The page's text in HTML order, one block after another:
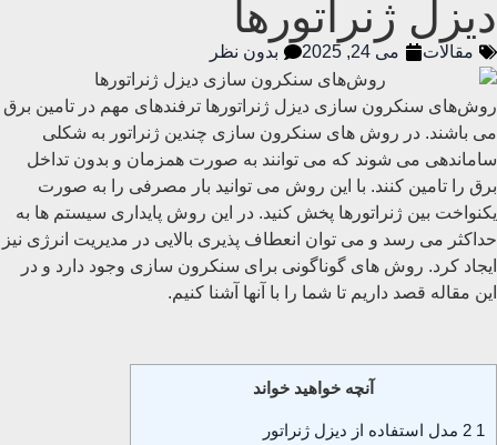
دیزل ژنراتورها
مقالات می 24, 2025 بدون نظر
روش‌های سنکرون‌ سازی دیزل ژنراتورها ترفندهای مهم در تامین برق
می باشند. در روش های سنکرون سازی چندین ژنراتور به شکلی
ساماندهی می شوند که می توانند به صورت همزمان و بدون تداخل
برق را تامین کنند. با این روش می توانید بار مصرفی را به صورت
یکنواخت بین ژنراتورها پخش کنید. در این روش پایداری سیستم ها به
حداکثر می رسد و می توان انعطاف پذیری بالایی در مدیریت انرژی نیز
ایجاد کرد. روش های گوناگونی برای سنکرون سازی وجود دارد و در
این مقاله قصد داریم تا شما را با آنها آشنا کنیم.
آنچه خواهید خواند
1